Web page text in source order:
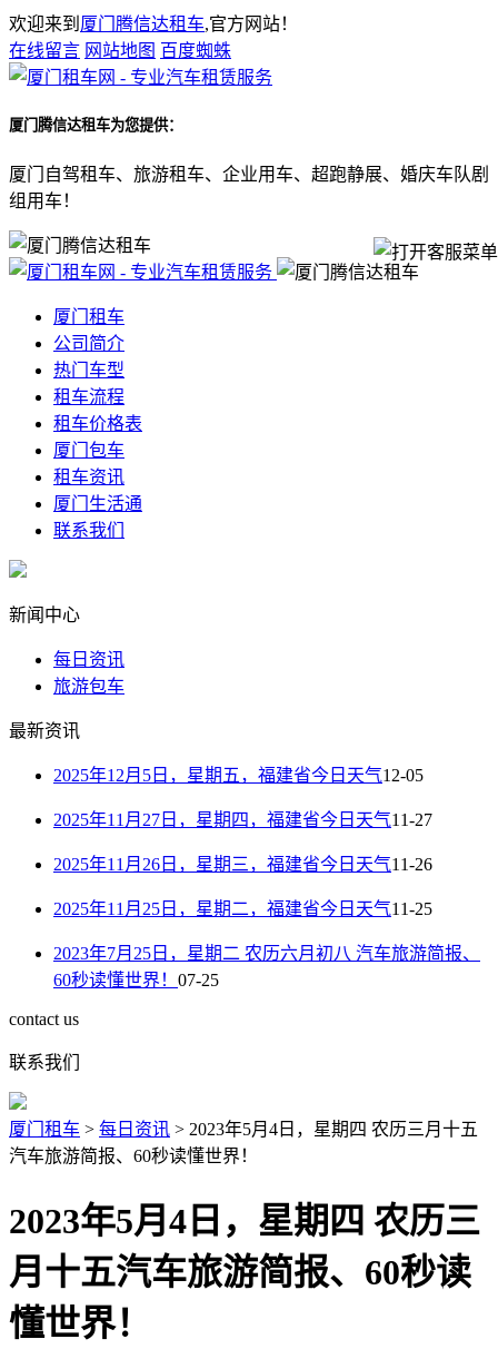
欢迎来到 厦门腾信达租车,官方网站！
在线留言 网站地图 百度蜘蛛
厦门腾信达租车为您提供：
厦门自驾租车、旅游租车、企业用车、超跑静展、婚庆车队剧
组用车！
厦门租车
公司简介
热门车型
租车流程
租车价格表
厦门包车
租车资讯
厦门生活通
联系我们
新闻中心
每日资讯
旅游包车
最新资讯
2025年12月5日，星期五，福建省今日天气12-05
2025年11月27日，星期四，福建省今日天气11-27
2025年11月26日，星期三，福建省今日天气11-26
2025年11月25日，星期二，福建省今日天气11-25
2023年7月25日，星期二 农历六月初八 汽车旅游简报、
60秒读懂世界！ 07-25
contact us
联系我们
厦门租车 > 每日资讯 > 2023年5月4日，星期四 农历三月十五
汽车旅游简报、60秒读懂世界！
2023年5月4日，星期四 农历三
月十五汽车旅游简报、60秒读
懂世界！